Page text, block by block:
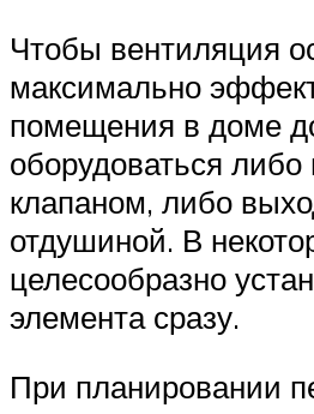
Чтобы вентиляция
максимально
помещения в доме
оборудоваться
клапаном, либо
отдушиной. В
целесообразно
элемента сразу.
При планировании